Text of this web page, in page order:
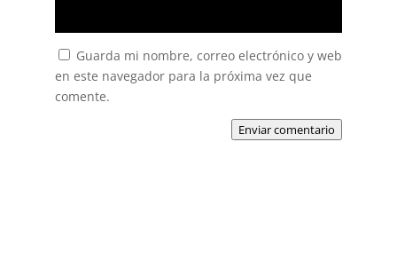
Guarda mi nombre, correo electrónico y web
en este navegador para la próxima vez que
comente.
Enviar comentario